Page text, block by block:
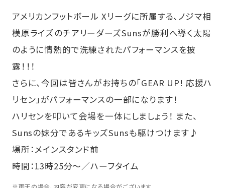
アメリカンフットボール Xリーグに所属する、ノジマ相
模原ライズのチアリーダーズSunsが勝利へ導く太陽
のように情熱的で洗練されたパフォーマンスを披
露！！！
さらに、今回は皆さんがお持ちの「GEAR UP! 応援ハ
リセン」がパフォーマンスの一部になります！
ハリセンを叩いて会場を一体にしましょう！ また、
Sunsの妹分であるキッズSunsも駆けつけます♪
場所：メインスタンド前
時間：13時25分～／ハーフタイム
※雨天の場合、内容が変更になる場合がございます